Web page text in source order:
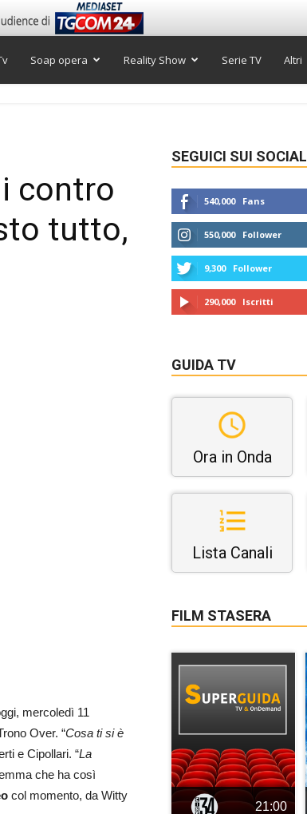
Soap opera Reality Show Serie TV Altri
contro
tutto,
mercoledì 11
Over. “Cosa ti si è
e Cipollari. “La
che ha così
col momento, da Witty
SEGUICI SUI SOCIAL
540,000 Fans
550,000 Follower
9,300 Follower
290,000 Iscritti
GUIDA TV
Ora in Onda
Lista Canali
FILM STASERA
21:00